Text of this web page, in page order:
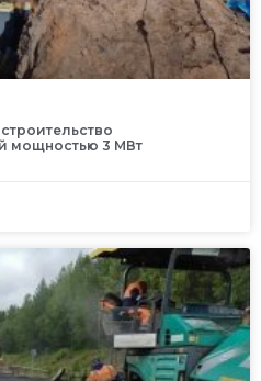
мощностью 3 МВт